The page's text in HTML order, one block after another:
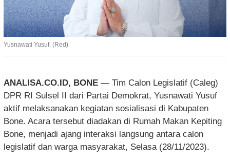
Yusnawati Yusuf. (Red)
ANALISA.CO.ID, BONE — Tim Calon Legislatif (Caleg)
DPR RI Sulsel II dari Partai Demokrat, Yusnawati Yusuf
aktif melaksanakan kegiatan sosialisasi di Kabupaten
Bone. Acara tersebut diadakan di Rumah Makan Kepiting
Bone, menjadi ajang interaksi langsung antara calon
legislatif dan warga masyarakat, Selasa (28/11/2023).